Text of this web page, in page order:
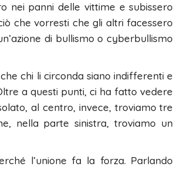
nei panni delle vittime e subissero
che vorresti che gli altri facessero
di bullismo o cyberbullismo
chi li circonda siano indifferenti e
a questi punti, ci ha fatto vedere
al centro, invece, troviamo tre
nella parte sinistra, troviamo un
l’unione fa la forza. Parlando